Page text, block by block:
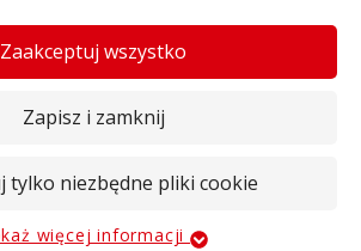
agritec.de
Zaakceptuj wszystko
Zapisz i zamknij
tylko niezbędne pliki cookie
więcej informacji